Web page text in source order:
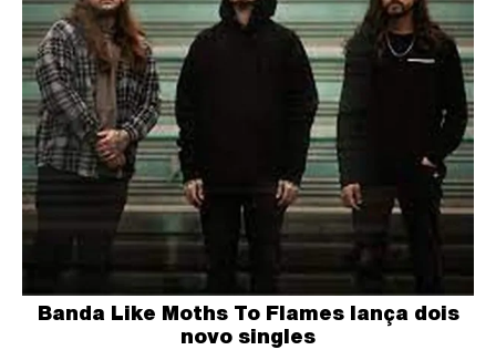
Banda Like Moths To Flames lança dois
novo singles